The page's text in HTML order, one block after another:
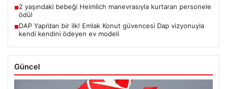
■2 yaşındaki bebeği Heimlich manevrasıyla kurtaran personele
ödül
■DAP Yapı’dan bir ilk! Emlak Konut güvencesi Dap vizyonuyla
kendi kendini ödeyen ev modeli
Güncel